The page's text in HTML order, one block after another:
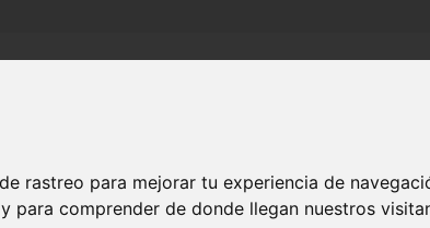
rastreo para mejorar tu experiencia de
para comprender de donde llegan nuestros
MUNICIPIOS